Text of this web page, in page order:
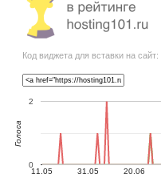
Код виджета для вставки на сайт:
11.05 31.05 20.06
0
2
Голоса